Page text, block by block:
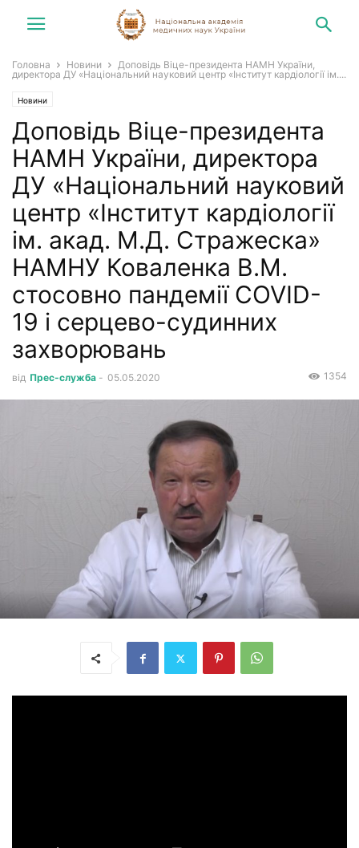
Головна Новини
Доповідь Віце-президента НАМН України,
директора ДУ «Національний науковий центр «Інститут кардіології ім....
Новини
Доповідь Віце-президента
НАМН України, директора
ДУ «Національний науковий
центр «Інститут кардіології
ім. акад. М.Д. Стражеска»
НАМНУ Коваленка В.М.
стосовно пандемії COVID-
19 і серцево-судинних
захворювань
від Прес-служба - 05.05.2020 1354